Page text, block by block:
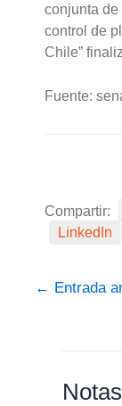
conjunta de
control de
Chile”
Fuente:
Compartir:
LinkedIn
← Entrada